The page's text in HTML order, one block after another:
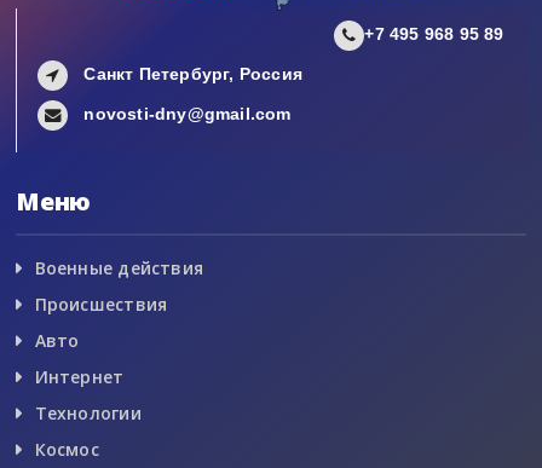
+7 495 968 95 89
Санкт Петербург, Россия
novosti-dny@gmail.com
Меню
Военные действия
Происшествия
Авто
Интернет
Технологии
Космос